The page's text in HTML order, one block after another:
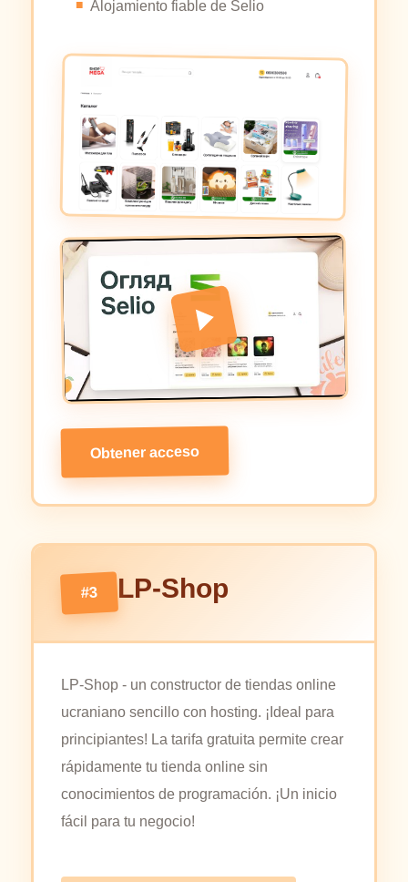
Alojamiento fiable de Selio
Obtener acceso
#3 LP-Shop
LP-Shop - un constructor de tiendas online
ucraniano sencillo con hosting. ¡Ideal para
principiantes! La tarifa gratuita permite crear
rápidamente tu tienda online sin
conocimientos de programación. ¡Un inicio
fácil para tu negocio!